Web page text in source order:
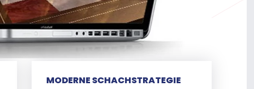
MODERNE SCHACHSTRATEGIE